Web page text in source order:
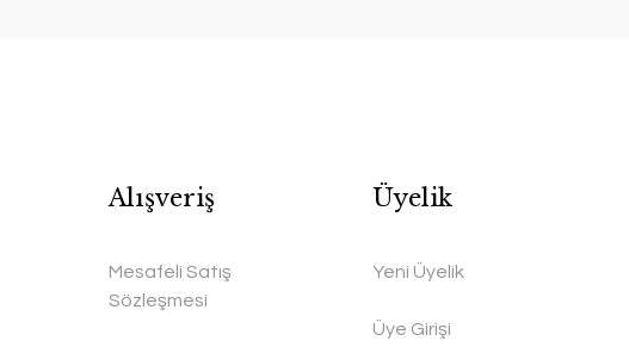
Alışveriş
Mesafeli Satış
Sözleşmesi
Üyelik
Yeni Üyelik
Üye Girişi